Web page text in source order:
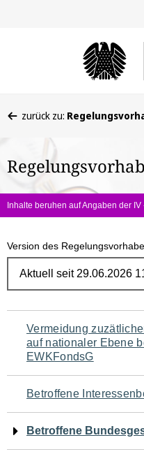
befinden
hier:
zurück zu:
Inhalte beruhen auf Angaben der IV
Version des
Navigation
für
den
Seiteninhalt
Vermeidung
auf nationaler Ebene
EWKFondsG
Betroffene
Betroffene